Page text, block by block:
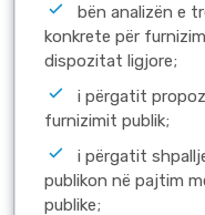
bën analizën e
konkrete për
dispozitat ligjore;
i përgatit
furnizimit publik;
i përgatit
publikon në pajtim
publike;